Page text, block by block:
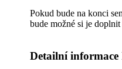
Pokud bude na konci
bude možné si je
Detailní informace